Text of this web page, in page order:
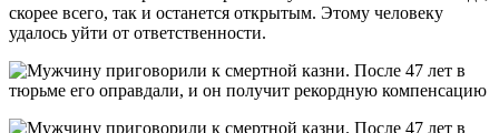
скорее всего, так и останется открытым. Этому человеку
удалось уйти от ответственности.